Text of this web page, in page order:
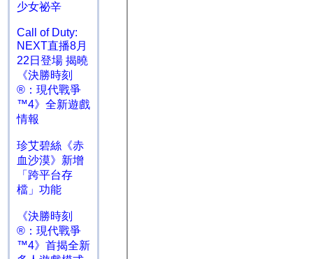
少女祕辛
Call of Duty:
NEXT直播8月
22日登場 揭曉
《決勝時刻
®：現代戰爭
™4》全新遊戲
情報
珍艾碧絲《赤
血沙漠》新增
「跨平台存
檔」功能
《決勝時刻
®：現代戰爭
™4》首揭全新